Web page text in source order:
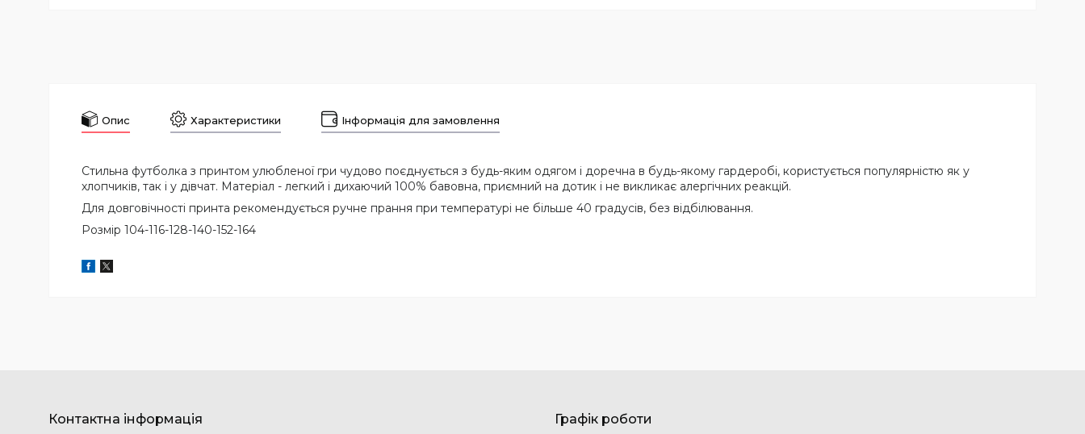
Опис Характеристики Інформація для замовлення
Стильна футболка з принтом улюбленої гри чудово поєднується з будь-яким одягом і доречна в будь-якому гардеробі, користується популярністю як у
хлопчиків, так і у дівчат. Матеріал - легкий і дихаючий 100% бавовна, приємний на дотик і не викликає алергічних реакцій.
Для довговічності принта рекомендується ручне прання при температурі не більше 40 градусів, без відбілювання.
Розмір 104-116-128-140-152-164
Графік роботи